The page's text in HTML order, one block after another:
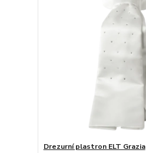
Drezurní plastron ELT Grazia